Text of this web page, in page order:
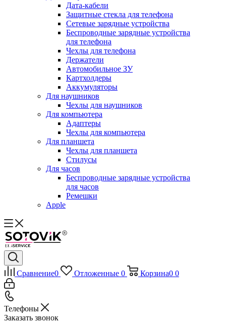
Дата-кабели
Защитные стекла для телефона
Сетевые зарядные устройства
Беспроводные зарядные устройства
для телефона
Чехлы для телефона
Держатели
Автомобильное ЗУ
Картхолдеры
Аккумуляторы
Для наушников
Чехлы для наушников
Для компьютера
Адаптеры
Чехлы для компьютера
Для планшета
Чехлы для планшета
Стилусы
Для часов
Беспроводные зарядные устройства
для часов
Ремешки
Apple
Сравнение0 Отложенные 0 Корзина0 0
Телефоны
Заказать звонок